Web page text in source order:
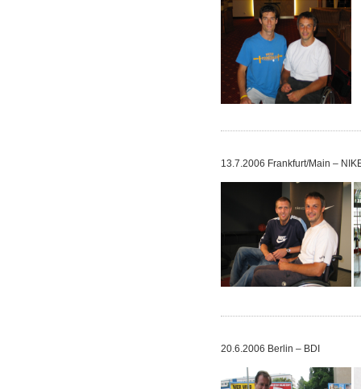
13.7.2006 Frankfurt/Main –
20.6.2006 Berlin – BDI